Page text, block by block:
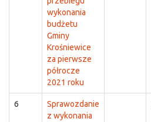
wykonania
budżetu
Gminy
Krośniewice
za pierwsze
półrocze
2021 roku
6
Sprawozdanie
z wykonania